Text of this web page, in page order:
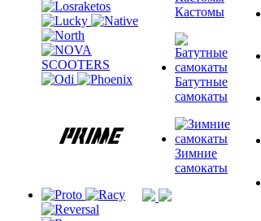
Кастомы
Батутные
самокаты
Зимние
самокаты